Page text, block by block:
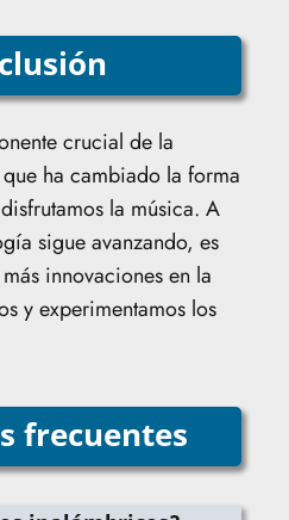
crucial de la
ha cambiado la forma
la música. A
sigue avanzando, es
innovaciones en la
y experimentamos los
frecuentes